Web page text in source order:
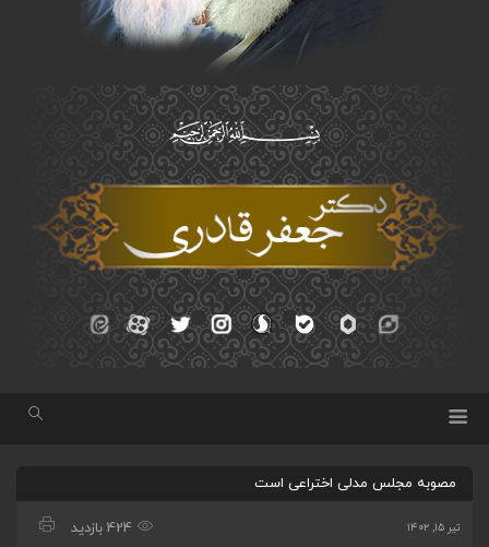
مصوبه مجلس مدلی اختراعی است
تیر ۱۵, ۱۴۰۲ 424 بازدید